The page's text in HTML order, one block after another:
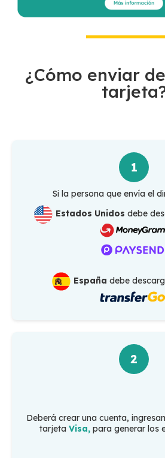
¿Cómo enviar
1
Si la persona que envía el
Estados Unidos debe
España debe
2
Deberá crear una cuenta,
tarjeta Visa, para generar los